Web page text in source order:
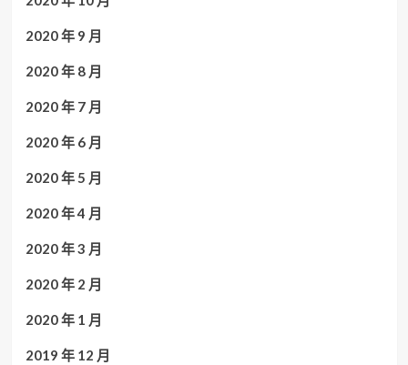
2020 年 9 月
2020 年 8 月
2020 年 7 月
2020 年 6 月
2020 年 5 月
2020 年 4 月
2020 年 3 月
2020 年 2 月
2020 年 1 月
2019 年 12 月